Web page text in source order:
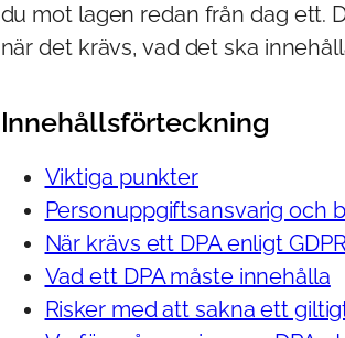
du mot lagen redan från dag ett.
när det krävs, vad det ska
Innehållsförteckning
Viktiga punkter
Personuppgiftsansvarig och
När krävs ett DPA enligt
Vad ett DPA måste innehålla
Risker med att sakna ett